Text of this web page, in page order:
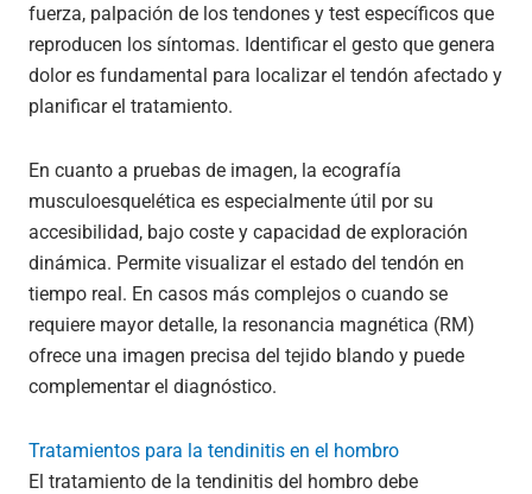
fuerza, palpación de los tendones y test específicos que
reproducen los síntomas. Identificar el gesto que genera
dolor es fundamental para localizar el tendón afectado y
planificar el tratamiento.
En cuanto a pruebas de imagen, la ecografía
musculoesquelética es especialmente útil por su
accesibilidad, bajo coste y capacidad de exploración
dinámica. Permite visualizar el estado del tendón en
tiempo real. En casos más complejos o cuando se
requiere mayor detalle, la resonancia magnética (RM)
ofrece una imagen precisa del tejido blando y puede
complementar el diagnóstico.
Tratamientos para la tendinitis en el hombro
El tratamiento de la tendinitis del hombro debe